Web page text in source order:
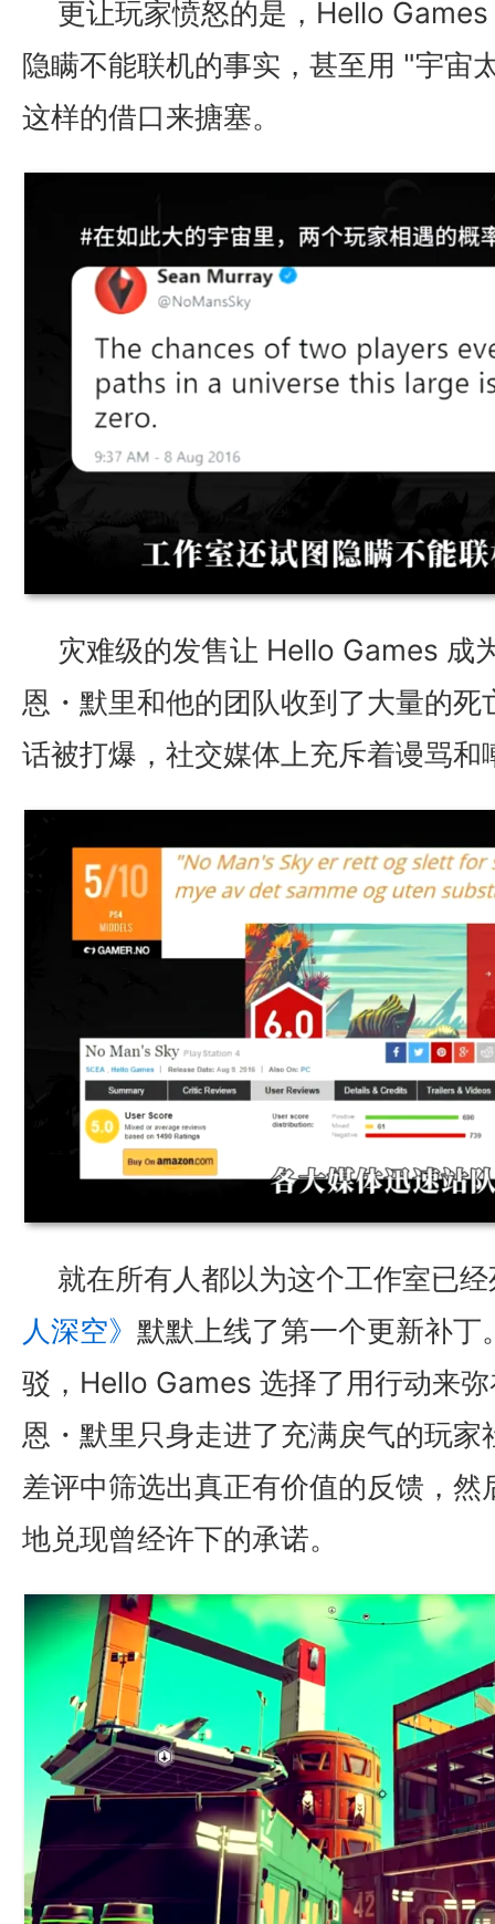
更让玩家愤怒的是，Hello
隐瞒不能联机的事实，甚至用 "宇宙
这样的借口来搪塞。
灾难级的发售让 Hello Games 成
恩・默里和他的团队收到了大量的死
话被打爆，社交媒体上充斥着谩骂和
就在所有人都以为这个工作室已
人深空》 默默上线了第一个更新补丁
驳，Hello Games 选择了用行动来
恩・默里只身走进了充满戾气的玩家
差评中筛选出真正有价值的反馈，然
地兑现曾经许下的承诺。